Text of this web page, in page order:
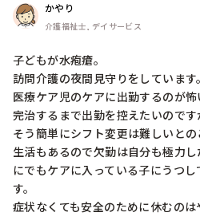
かやり
介護福祉士, デイサービス
子どもが水疱瘡。
訪問介護の夜間見守りをしています。
医療ケア児のケアに出勤するのが怖
完治するまで出勤を控えたいので
そう簡単にシフト変更は難しいとの
生活もあるので欠勤は自分も極力
にでもケアに入っている子にうつ
す。
症状なくても安全のために休むのは